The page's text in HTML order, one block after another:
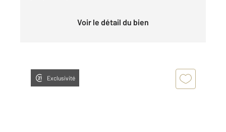
Voir le détail du bien
Exclusivité